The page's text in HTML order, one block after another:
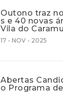
Outono traz
s e 40 novas
Vila do
17 - NOV - 2025
Abertas
o Programa